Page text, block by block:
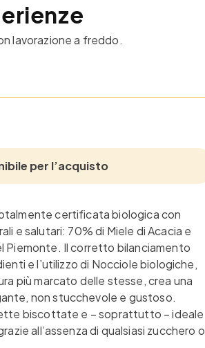
lavorazione a freddo.
per l’acquisto
certificata biologica con
e salutari: 70% di Miele di Acacia e
Piemonte. Il corretto bilanciamento
e l’utilizzo di Nocciole biologiche,
più marcato delle stesse, crea una
non stucchevole e gustoso.
biscottate e – soprattutto – ideale
all’assenza di qualsiasi zucchero o